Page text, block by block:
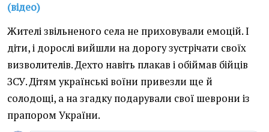
(відео)
Жителі звільненого села не приховували емоцій. І
діти, і дорослі вийшли на дорогу зустрічати своїх
визволителів. Дехто навіть плакав і обіймав бійців
ЗСУ. Дітям українські воїни привезли ще й
солодощі, а на згадку подарували свої шеврони із
прапором України.